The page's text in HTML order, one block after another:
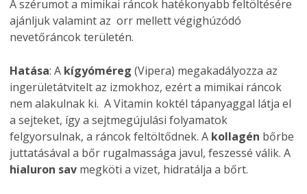
A szérumot a mimikai ráncok hatékonyabb feltöltésére
ajánljuk valamint az orr mellett végighúzódó
nevetőráncok területén.
Hatása: A kígyóméreg (Vipera) megakadályozza az
ingerületátvitelt az izmokhoz, ezért a mimikai ráncok
nem alakulnak ki. A Vitamin koktél tápanyaggal látja el
a sejteket, így a sejtmegújulási folyamatok
felgyorsulnak, a ráncok feltöltődnek. A kollagén bőrbe
juttatásával a bőr rugalmassága javul, feszessé válik. A
hialuron sav megköti a vizet, hidratálja a bőrt.